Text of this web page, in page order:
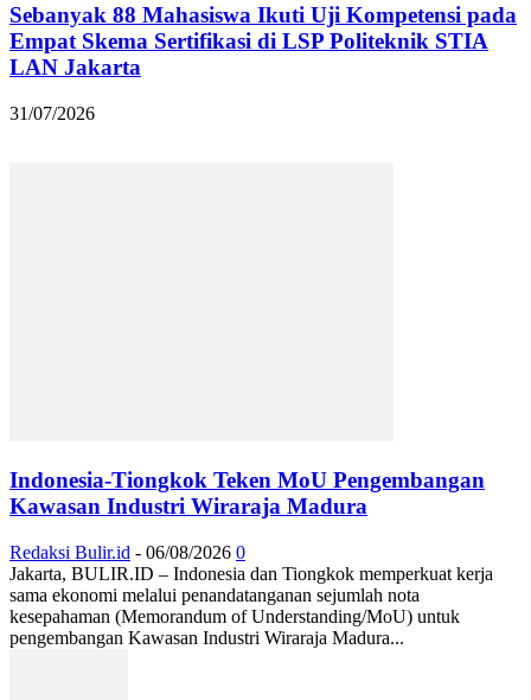
Sebanyak 88 Mahasiswa Ikuti Uji Kompetensi pada
Empat Skema Sertifikasi di LSP Politeknik STIA
LAN Jakarta
31/07/2026
Indonesia-Tiongkok Teken MoU Pengembangan
Kawasan Industri Wiraraja Madura
Redaksi Bulir.id - 06/08/2026 0
Jakarta, BULIR.ID – Indonesia dan Tiongkok memperkuat kerja
sama ekonomi melalui penandatanganan sejumlah nota
kesepahaman (Memorandum of Understanding/MoU) untuk
pengembangan Kawasan Industri Wiraraja Madura...